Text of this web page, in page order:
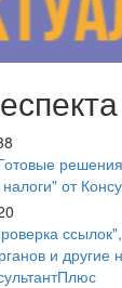
от
и другие